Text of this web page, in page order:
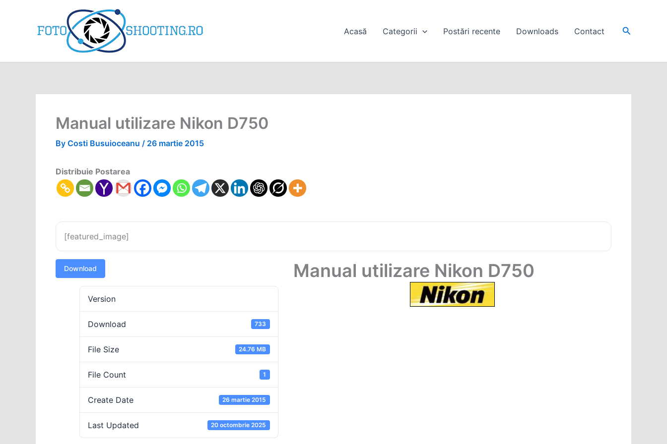
Acasă Categorii Postări recente Downloads Contact Search
Manual utilizare Nikon D750
By Costi Busuioceanu / 26 martie 2015
Distribuie Postarea
[featured_image]
Download
Version
Download 733
File Size 24.76 MB
File Count 1
Create Date 26 martie 2015
Last Updated 20 octombrie 2025
Manual utilizare Nikon D750